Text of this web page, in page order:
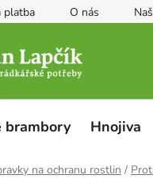
platba O nás
brambory Hnojiva
na ochranu rostlin /